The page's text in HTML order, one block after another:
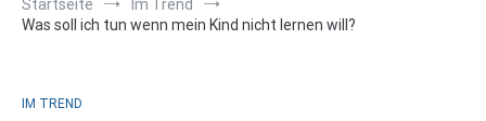
Startseite
Im Trend
Was soll ich tun wenn mein Kind nicht lernen will?
IM TREND